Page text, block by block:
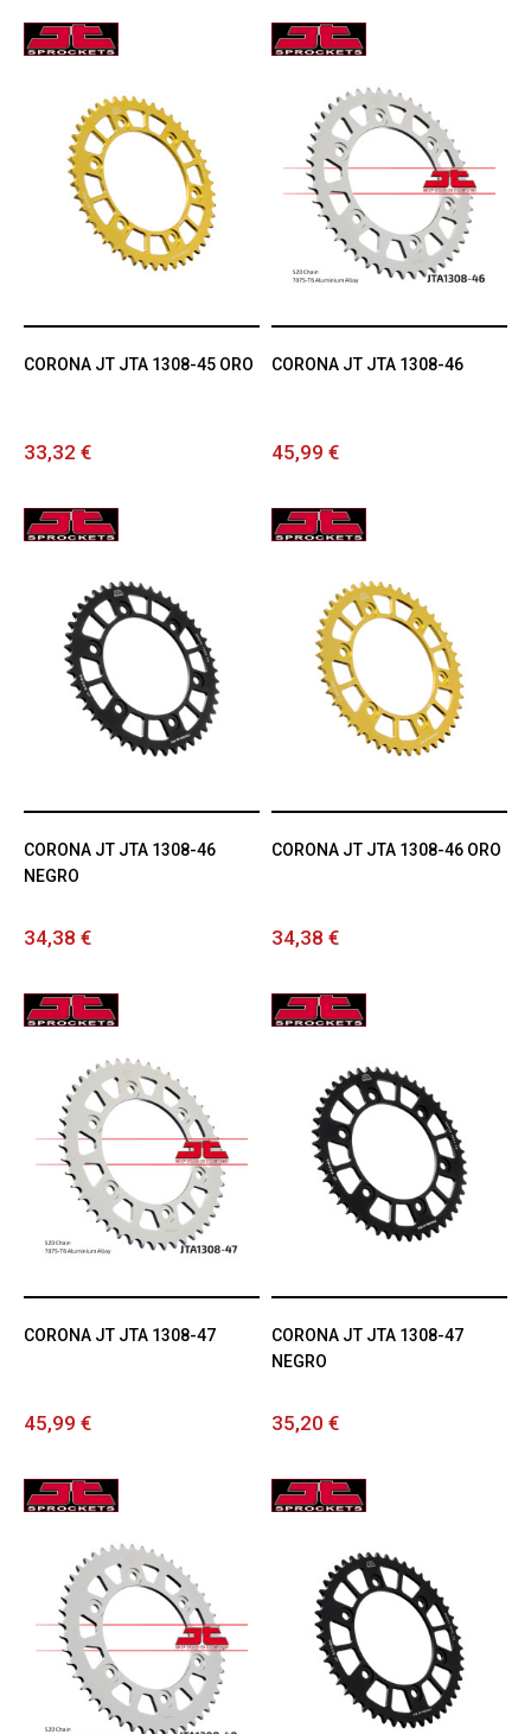
CORONA JT JTA 1308-45 ORO
33,32 €
CORONA JT JTA 1308-46
45,99 €
CORONA JT JTA 1308-46
NEGRO
34,38 €
CORONA JT JTA 1308-46 ORO
34,38 €
CORONA JT JTA 1308-47
45,99 €
CORONA JT JTA 1308-47
NEGRO
35,20 €